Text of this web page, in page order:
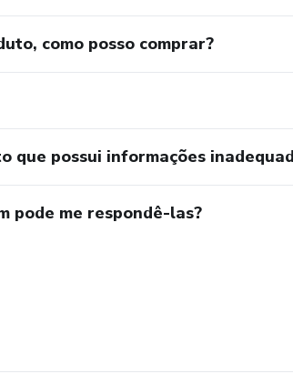
como posso comprar?
que possui informações
pode me respondê-las?